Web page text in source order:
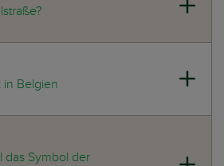
in Belgien
das Symbol der